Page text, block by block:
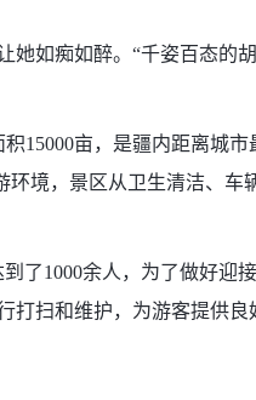
如痴如醉。“千姿百态的
15000亩，是疆内距离城市
环境，景区从卫生清洁、车
了1000余人，为了做好迎
打扫和维护，为游客提供良